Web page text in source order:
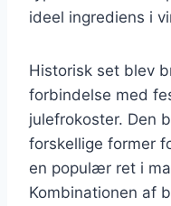
ideel ingrediens i
Historisk set blev
forbindelse med
julefrokoster. Den
forskellige former
en populær ret i
Kombinationen af